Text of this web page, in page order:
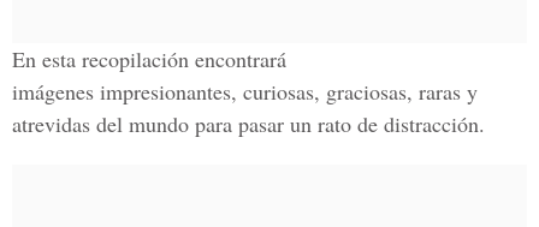
En esta recopilación encontrará
imágenes impresionantes, curiosas, graciosas, raras y
atrevidas del mundo para pasar un rato de distracción.